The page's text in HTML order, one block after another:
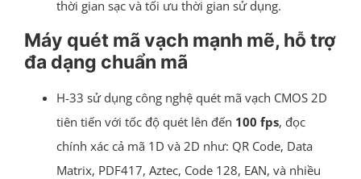
thời gian sạc và tối ưu thời gian sử dụng.
Máy quét mã vạch mạnh mẽ, hỗ trợ
đa dạng chuẩn mã
H-33 sử dụng công nghệ quét mã vạch CMOS 2D
tiên tiến với tốc độ quét lên đến 100 fps, đọc
chính xác cả mã 1D và 2D như: QR Code, Data
Matrix, PDF417, Aztec, Code 128, EAN, và nhiều